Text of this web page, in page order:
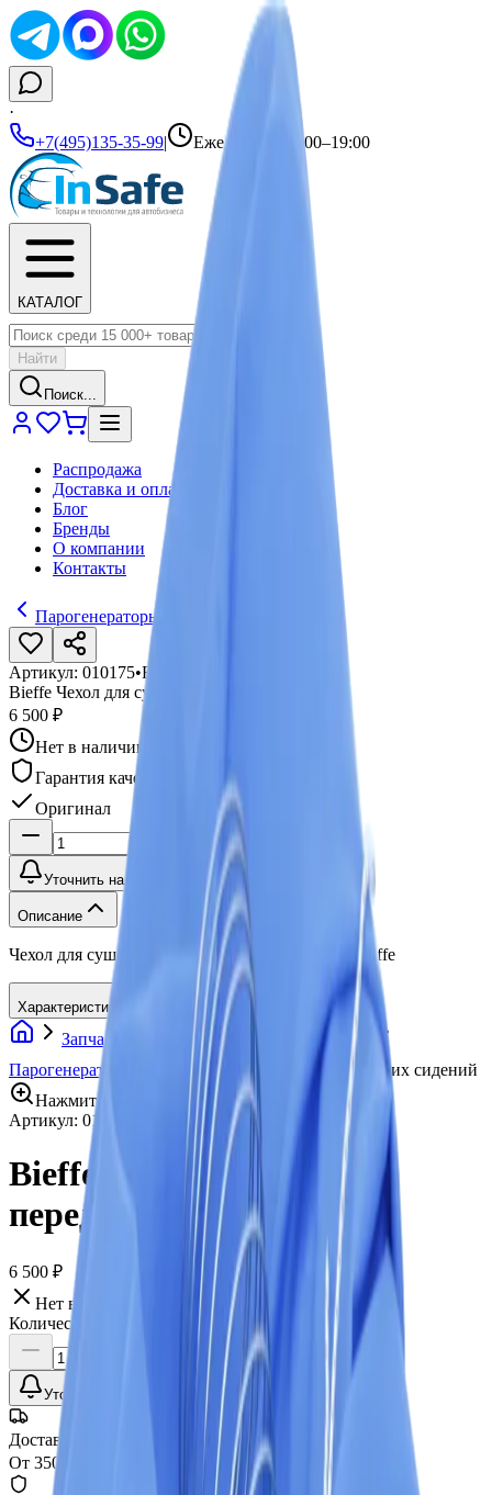
·
+7(495)135-35-99| Ежедневно 10:00–19:00
КАТАЛОГ
Найти
Поиск...
Распродажа
Доставка и оплата
Блог
Бренды
О компании
Контакты
Парогенераторы
Артикул: 010175•Бренд:
Bieffe Чехол для сушки передних сидений
6 500 ₽
Нет в наличии
Гарантия качества
Оригинал
Уточнить наличие
Описание
Чехол для сушки передних сидений, CVK32, Bieffe
Характеристики
Запчасти и аксессуары для оборудования
Парогенераторы
Bieffe Чехол для сушки передних сидений
Нажмите для увеличения
Артикул: 010175 Бренд: Bieffe
Bieffe Чехол для сушки
передних сидений
6 500 ₽
Нет в наличии
Количество:
Уточнить наличие
Доставка СДЭК
От 350₽ по России